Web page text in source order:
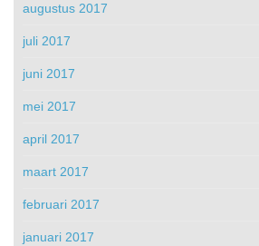
augustus 2017
juli 2017
juni 2017
mei 2017
april 2017
maart 2017
februari 2017
januari 2017